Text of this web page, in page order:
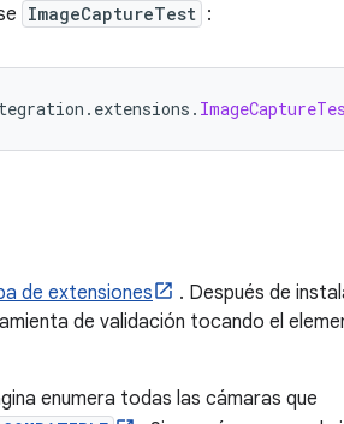
ImageCaptureTest :
. extensions .
de extensiones
. Después de
de validación tocando el
enumera todas las cámaras que